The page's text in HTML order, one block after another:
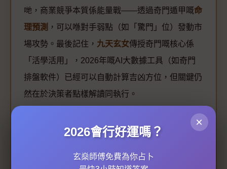
哋，商業競爭本質係能量戰——透過奇門遁甲嘅命
理預測 ，可以喺對手弱點（如「驚門」位）發動市
場攻勢。最後記住， 九天玄女傳授奇門嘅核心係
「活學活用」，2026年嘅AI大數據工具（如奇門
排盤軟件）已經可以自動計算吉凶方位，但關鍵仍
然在於決策者點樣解讀同執行。
×
2026會行好運嗎？
玄燊師傅免費為你占卜